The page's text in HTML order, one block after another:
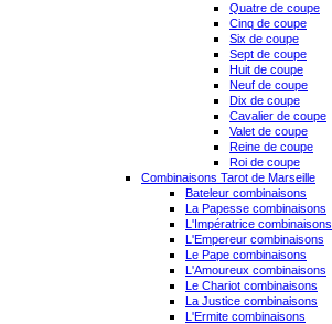
Quatre de coupe
Cinq de coupe
Six de coupe
Sept de coupe
Huit de coupe
Neuf de coupe
Dix de coupe
Cavalier de coupe
Valet de coupe
Reine de coupe
Roi de coupe
Combinaisons Tarot de Marseille
Bateleur combinaisons
La Papesse combinaisons
L'Impératrice combinaisons
L'Empereur combinaisons
Le Pape combinaisons
L'Amoureux combinaisons
Le Chariot combinaisons
La Justice combinaisons
L'Ermite combinaisons